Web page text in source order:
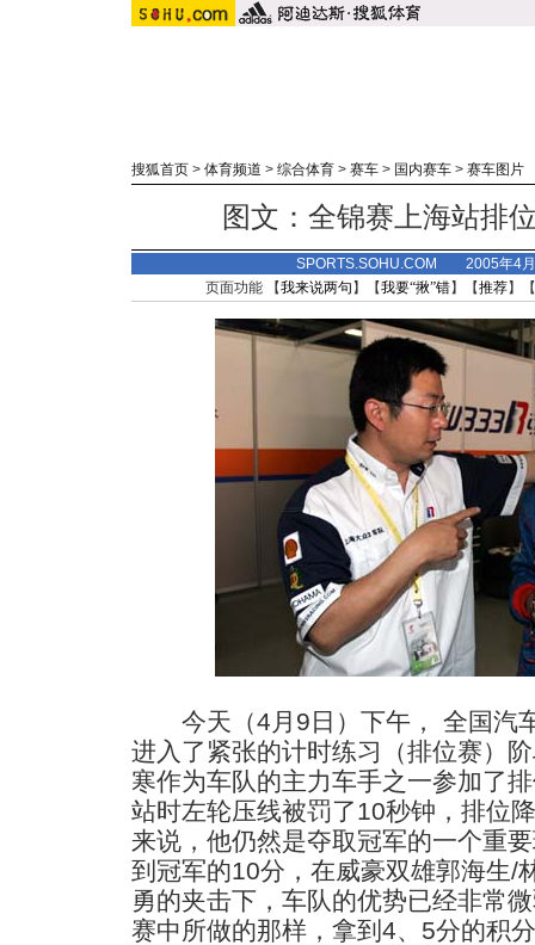
搜狐首页 > 体育频道 > 综合体育 > 赛车 > 国内赛车 > 赛车图片
图文：全锦赛上海站排
SPORTS.SOHU.COM 2005年4
页面功能 【我来说两句 】【我要“揪”错】【推荐】
今天（4月9日）下午， 全国汽
进入了紧张的计时练习（排位赛）
寒作为车队的主力车手之一参加了
站时左轮压线被罚了10秒钟，排位
来说，他仍然是夺取冠军的一个重
到冠军的10分，在威豪双雄郭海生/
勇的夹击下，车队的优势已经非常
赛中所做的那样，拿到4、5分的积